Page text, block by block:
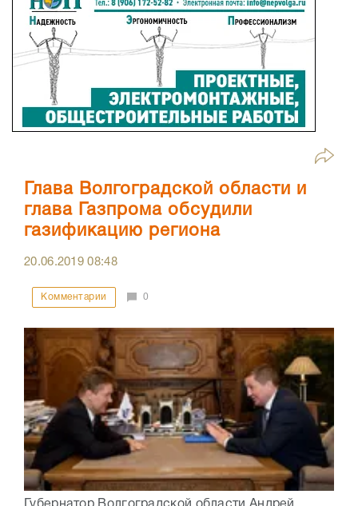
Глава Волгоградской области и
глава Газпрома обсудили
газификацию региона
20.06.201908:48
Комментарии 0